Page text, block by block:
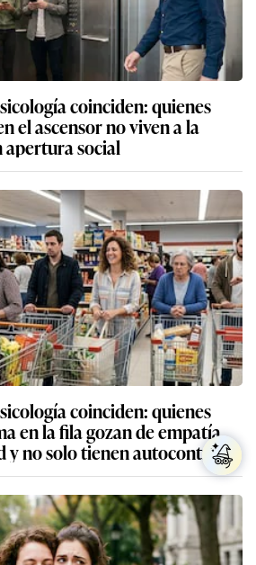
coinciden: quienes
el ascensor no viven a la
apertura social
coinciden: quienes
en la fila gozan de empatía
y no solo tienen autocontrol